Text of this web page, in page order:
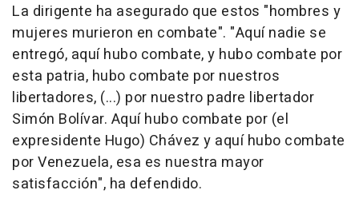
La dirigente ha asegurado que estos "hombres y
mujeres murieron en combate". "Aquí nadie se
entregó, aquí hubo combate, y hubo combate por
esta patria, hubo combate por nuestros
libertadores, (...) por nuestro padre libertador
Simón Bolívar. Aquí hubo combate por (el
expresidente Hugo) Chávez y aquí hubo combate
por Venezuela, esa es nuestra mayor
satisfacción", ha defendido.